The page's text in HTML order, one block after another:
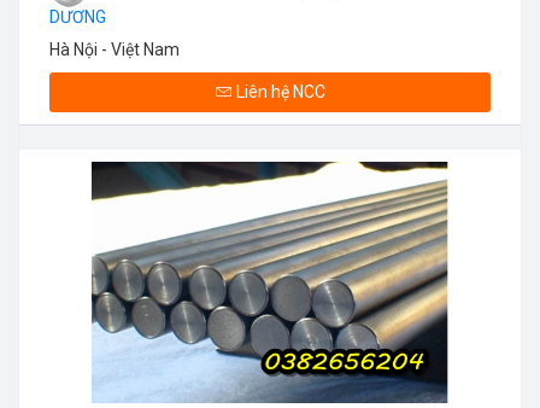
DƯƠNG
Hà Nội - Việt Nam
Liên hệ NCC